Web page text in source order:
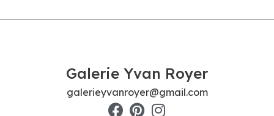
Galerie Yvan Royer
galerieyvanroyer@gmail.com